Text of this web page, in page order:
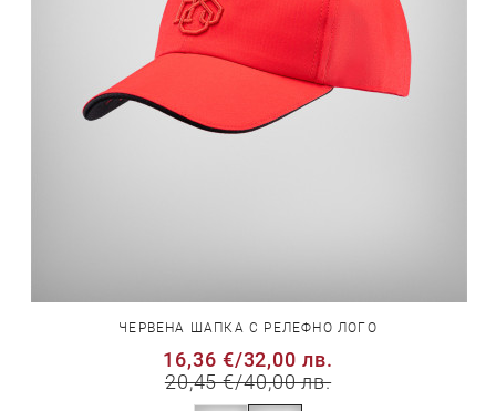
ЧЕРВЕНА ШАПКА С РЕЛЕФНО ЛОГО
16,36 €/32,00 лв.
20,45 €/40,00 лв.